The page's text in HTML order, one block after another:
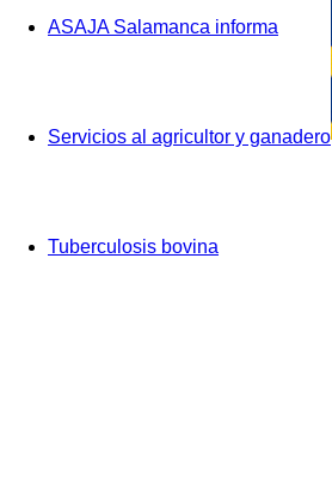
ASAJA Salamanca informa
Servicios al agricultor y ganadero
Tuberculosis bovina